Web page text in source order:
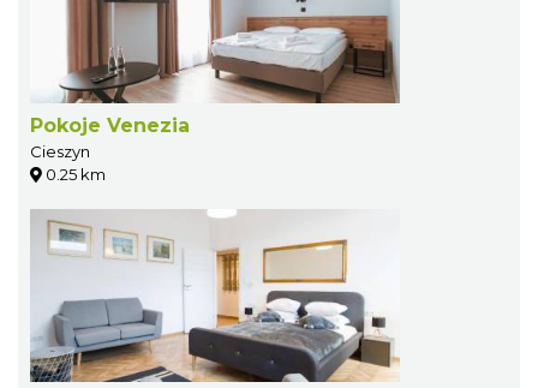
Pokoje Venezia
Cieszyn
0.25 km